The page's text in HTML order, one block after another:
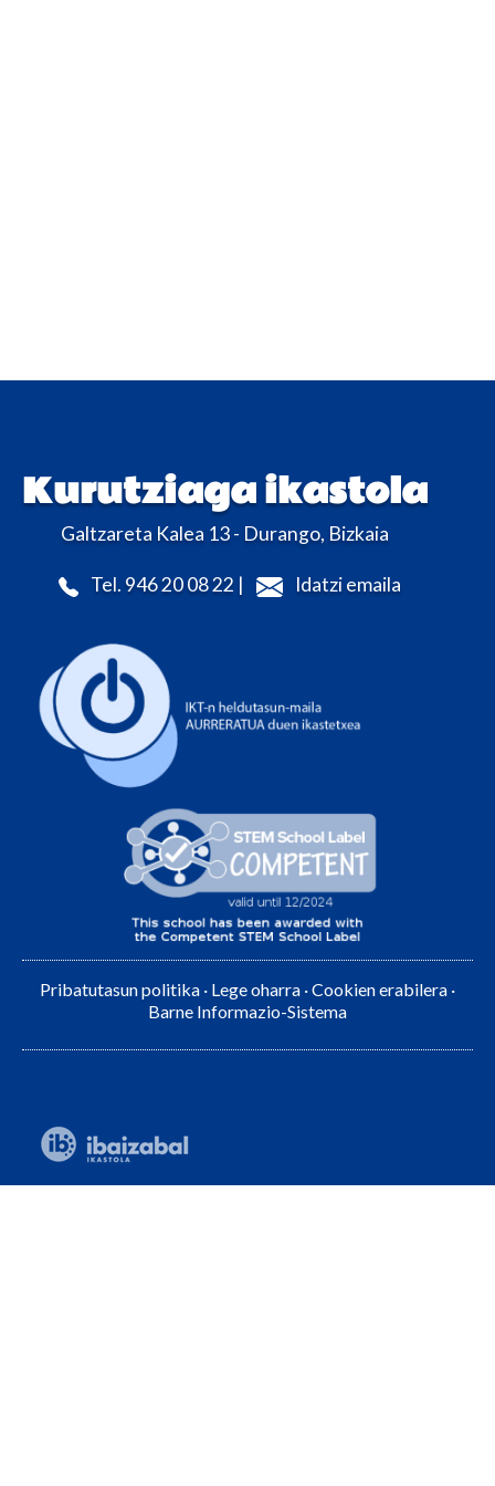
Kurutziaga ikastola
Galtzareta Kalea 13 - Durango, Bizkaia
Tel. 946 20 08 22 | Idatzi emaila
Pribatutasun politika · Lege oharra ·Cookien erabilera ·
Barne Informazio-Sistema